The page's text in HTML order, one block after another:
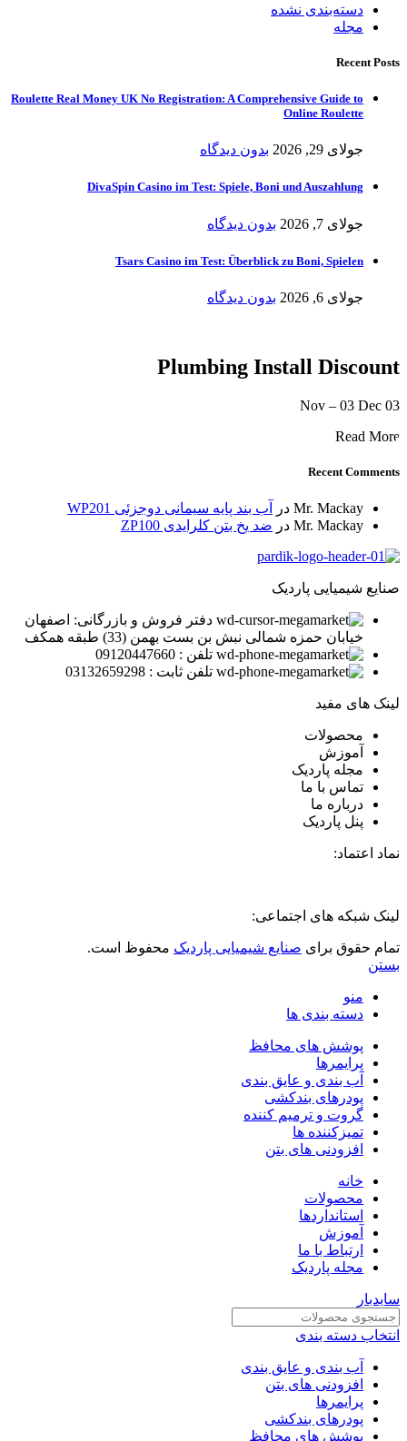
دسته‌بندی نشده
مجله
Recent Posts
Roulette Real Money UK No Registration: A Comprehensive Guide to
Online Roulette
جولای 29, 2026 بدون دیدگاه
DivaSpin Casino im Test: Spiele, Boni und Auszahlung
جولای 7, 2026 بدون دیدگاه
Tsars Casino im Test: Überblick zu Boni, Spielen
جولای 6, 2026 بدون دیدگاه
Plumbing Install Discount
03 Nov – 03 Dec
Read More
Recent Comments
Mr. Mackay در
آب بند پایه سیمانی دوجزئی WP201
Mr. Mackay در ضد یخ بتن کلرایدی ZP100
صنایع شیمیایی پاردیک
دفتر فروش و بازرگانی: اصفهان
خیابان حمزه شمالی نبش بن بست بهمن (33) طبقه همکف
تلفن : 09120447660
تلفن ثابت : 03132659298
لینک های مفید
محصولات
آموزش
مجله پاردیک
تماس با ما
درباره ما
پنل پاردیک
نماد اعتماد:
لینک شبکه های اجتماعی:
تمام حقوق برای صنایع شیمیایی پاردیک محفوظ است.
بستن
منو
دسته بندی ها
پوشش های محافظ
پرایمرها
آب بندی و عایق بندی
پودرهای بندکشی
گروت و ترمیم کننده
تمیزکننده ها
افزودنی های بتن
خانه
محصولات
استانداردها
آموزش
ارتباط با ما
مجله پاردیک
سایدبار
انتخاب دسته بندی
آب بندی و عایق بندی
افزودنی های بتن
پرایمرها
پودرهای بندکشی
پوشش های محافظ